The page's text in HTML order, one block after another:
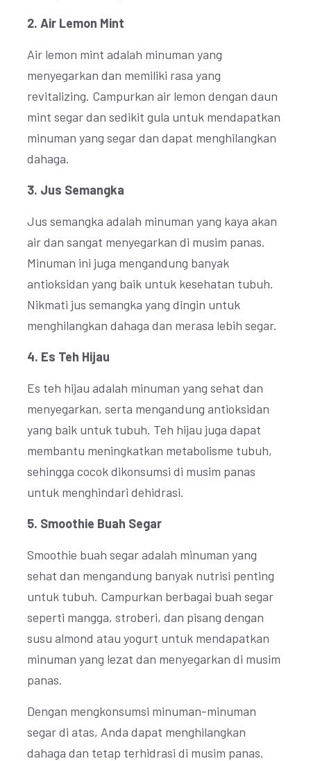
2. Air Lemon Mint
Air lemon mint adalah minuman yang
menyegarkan dan memiliki rasa yang
revitalizing. Campurkan air lemon dengan daun
mint segar dan sedikit gula untuk mendapatkan
minuman yang segar dan dapat menghilangkan
dahaga.
3. Jus Semangka
Jus semangka adalah minuman yang kaya akan
air dan sangat menyegarkan di musim panas.
Minuman ini juga mengandung banyak
antioksidan yang baik untuk kesehatan tubuh.
Nikmati jus semangka yang dingin untuk
menghilangkan dahaga dan merasa lebih segar.
4. Es Teh Hijau
Es teh hijau adalah minuman yang sehat dan
menyegarkan, serta mengandung antioksidan
yang baik untuk tubuh. Teh hijau juga dapat
membantu meningkatkan metabolisme tubuh,
sehingga cocok dikonsumsi di musim panas
untuk menghindari dehidrasi.
5. Smoothie Buah Segar
Smoothie buah segar adalah minuman yang
sehat dan mengandung banyak nutrisi penting
untuk tubuh. Campurkan berbagai buah segar
seperti mangga, stroberi, dan pisang dengan
susu almond atau yogurt untuk mendapatkan
minuman yang lezat dan menyegarkan di musim
panas.
Dengan mengkonsumsi minuman-minuman
segar di atas, Anda dapat menghilangkan
dahaga dan tetap terhidrasi di musim panas.